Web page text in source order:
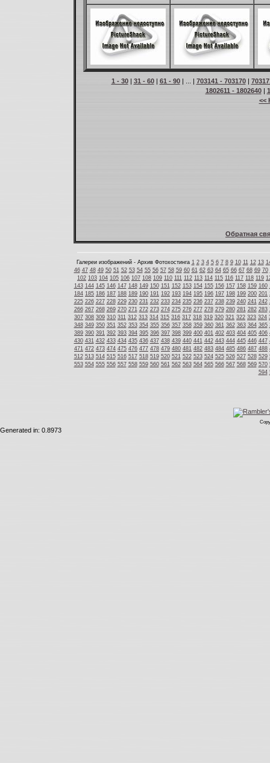
1 - 30| 31 - 60| 61 - 90| ... | 703141 - 703170|
1802611 - 1802640|
<<
Обратная
Галереи изображений - Архив Фотохостинга 1 2 3 4 5 6 7 8 9 10 11 12 13
46 47 48 49 50 51 52 53 54 55 56 57 58 59 60 61 62 63 64 65 66 67 68 69 70
102 103 104 105 106 107 108 109 110 111 112 113 114 115 116 117 118 119
143 144 145 146 147 148 149 150 151 152 153 154 155 156 157 158 159 160
184 185 186 187 188 189 190 191 192 193 194 195 196 197 198 199 200 201
225 226 227 228 229 230 231 232 233 234 235 236 237 238 239 240 241 242
266 267 268 269 270 271 272 273 274 275 276 277 278 279 280 281 282 283
307 308 309 310 311 312 313 314 315 316 317 318 319 320 321 322 323 324
348 349 350 351 352 353 354 355 356 357 358 359 360 361 362 363 364 365
389 390 391 392 393 394 395 396 397 398 399 400 401 402 403 404 405 406
430 431 432 433 434 435 436 437 438 439 440 441 442 443 444 445 446 447
471 472 473 474 475 476 477 478 479 480 481 482 483 484 485 486 487 488
512 513 514 515 516 517 518 519 520 521 522 523 524 525 526 527 528 529
553 554 555 556 557 558 559 560 561 562 563 564 565 566 567 568 569 570
594
Generated in: 0.8973